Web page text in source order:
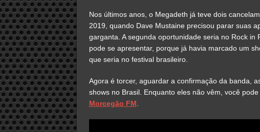
Nos últimos anos, o Megadeth já teve dois
2019, quando Dave Mustaine precisou parar suas
garganta. A segunda oportunidade seria no Rock
pode se apresentar, porque já havia marcado um
que seria no festival brasileiro.
Agora é torcer, aguardar a confirmação da banda,
shows no Brasil. Enquanto eles não vêm, você
Morcegão FM